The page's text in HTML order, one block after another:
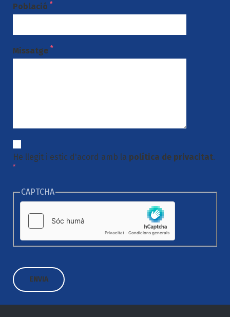
Població *
Missatge *
He llegit i estic d'acord amb la política de privacitat.
*
CAPTCHA